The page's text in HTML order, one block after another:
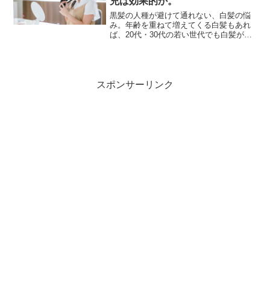
黒髪の人種が避けて通れない、白髪の悩
み。年齢を重ねて増えてくる白髪もあれ
ば、20代・30代の若い世代でも白髪があ
スポンサーリンク